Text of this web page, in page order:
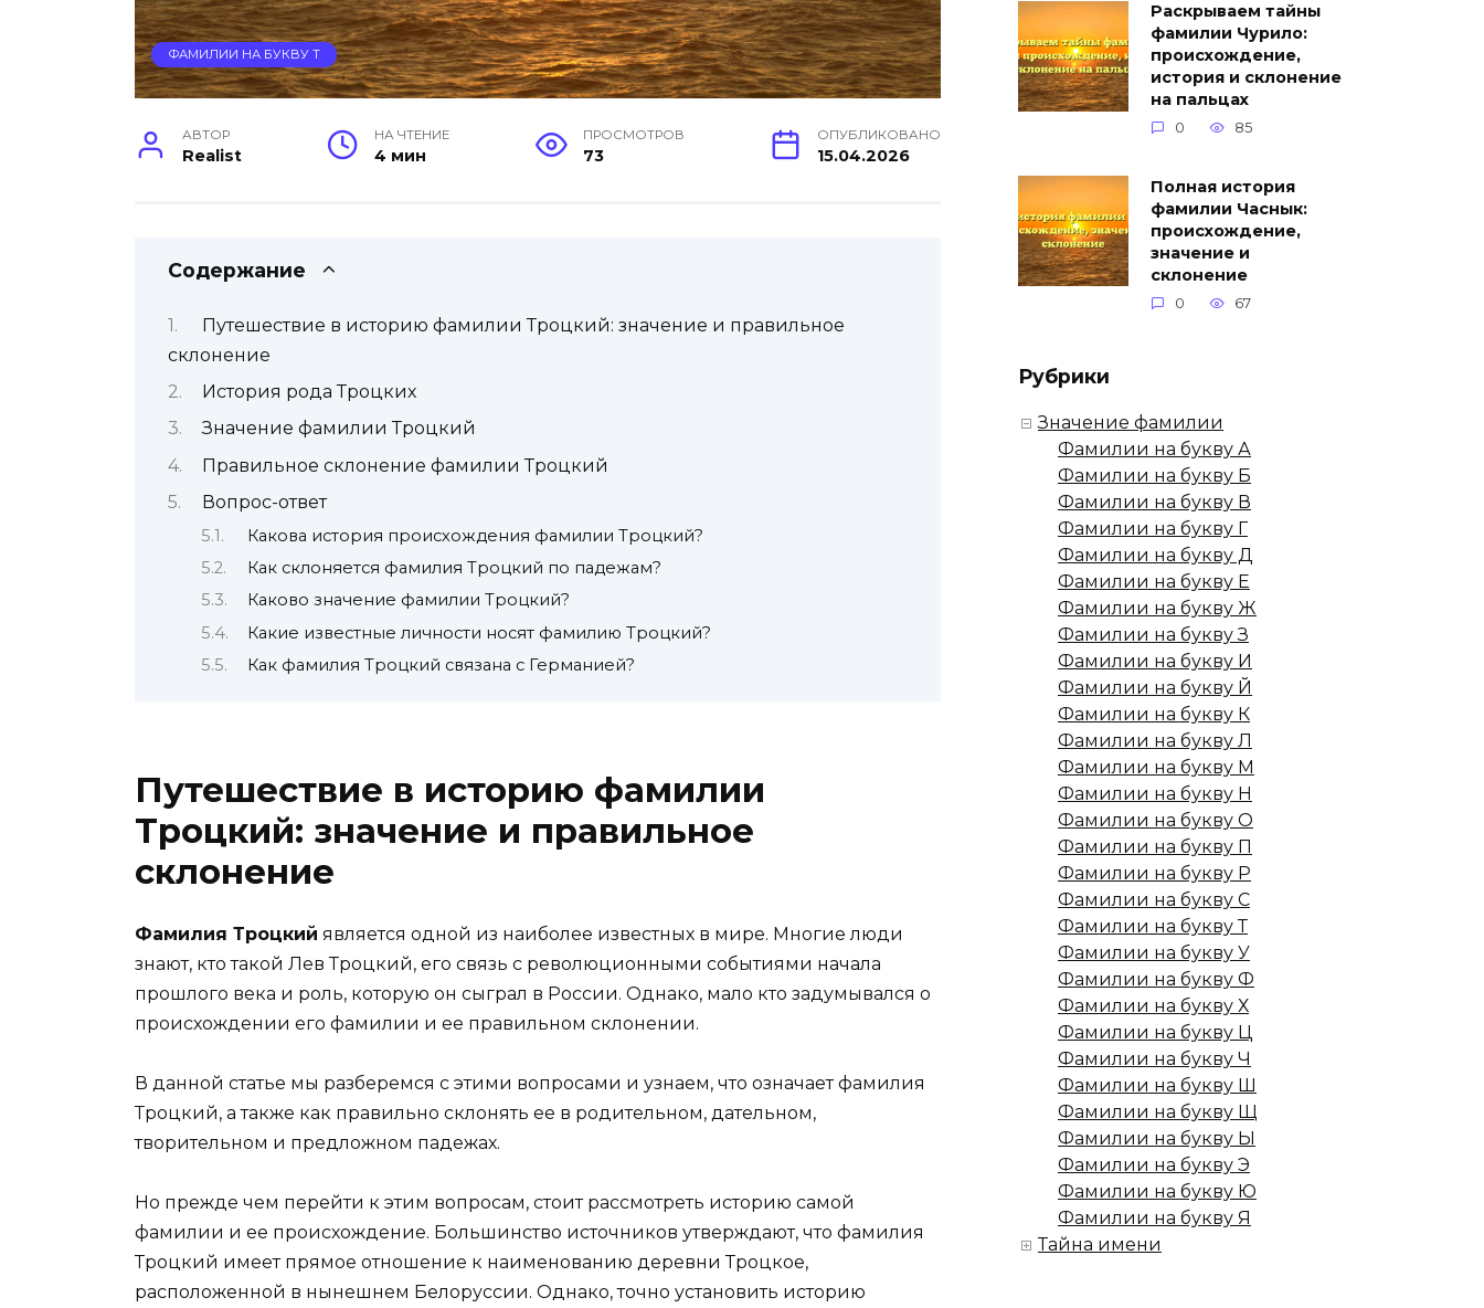
ФАМИЛИИ НА БУКВУ Т
АВТОР
Realist
НА ЧТЕНИЕ
4 мин
ПРОСМОТРОВ
73
ОПУБЛИКОВАНО
15.04.2026
Содержание
Путешествие в историю фамилии Троцкий: значение и правильное
склонение
История рода Троцких
Значение фамилии Троцкий
Правильное склонение фамилии Троцкий
Вопрос-ответ
Какова история происхождения фамилии Троцкий?
Как склоняется фамилия Троцкий по падежам?
Каково значение фамилии Троцкий?
Какие известные личности носят фамилию Троцкий?
Как фамилия Троцкий связана с Германией?
Путешествие в историю фамилии
Троцкий: значение и правильное
склонение
Фамилия Троцкий является одной из наиболее известных в мире. Многие люди
знают, кто такой Лев Троцкий, его связь с революционными событиями начала
прошлого века и роль, которую он сыграл в России. Однако, мало кто задумывался о
происхождении его фамилии и ее правильном склонении.
В данной статье мы разберемся с этими вопросами и узнаем, что означает фамилия
Троцкий, а также как правильно склонять ее в родительном, дательном,
творительном и предложном падежах.
Но прежде чем перейти к этим вопросам, стоит рассмотреть историю самой
фамилии и ее происхождение. Большинство источников утверждают, что фамилия
Троцкий имеет прямое отношение к наименованию деревни Троцкое,
расположенной в нынешнем Белоруссии. Однако, точно установить историю
Раскрываем тайны
фамилии Чурило:
происхождение,
история и склонение
на пальцах
0 85
Полная история
фамилии Часнык:
происхождение,
значение и
склонение
0 67
Рубрики
Значение фамилии
Фамилии на букву А
Фамилии на букву Б
Фамилии на букву В
Фамилии на букву Г
Фамилии на букву Д
Фамилии на букву Е
Фамилии на букву Ж
Фамилии на букву З
Фамилии на букву И
Фамилии на букву Й
Фамилии на букву К
Фамилии на букву Л
Фамилии на букву М
Фамилии на букву Н
Фамилии на букву О
Фамилии на букву П
Фамилии на букву Р
Фамилии на букву С
Фамилии на букву Т
Фамилии на букву У
Фамилии на букву Ф
Фамилии на букву Х
Фамилии на букву Ц
Фамилии на букву Ч
Фамилии на букву Ш
Фамилии на букву Щ
Фамилии на букву Ы
Фамилии на букву Э
Фамилии на букву Ю
Фамилии на букву Я
Тайна имени